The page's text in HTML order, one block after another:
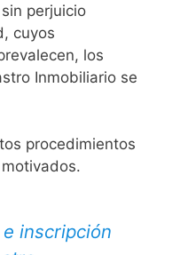
perjuicio
cuyos
los
Inmobiliario se
procedimientos
inscripción